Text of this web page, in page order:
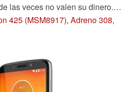
las veces no valen su dinero.
siendo el caso con su último
425 (MSM8917), Adreno 308,